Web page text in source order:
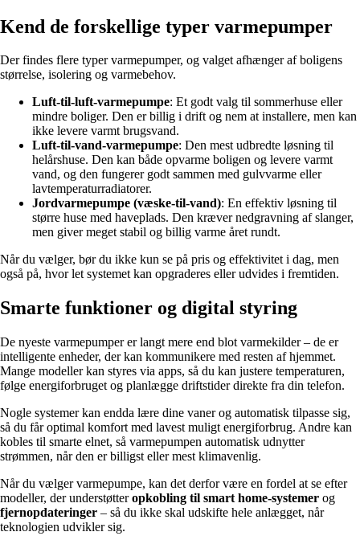
Kend de forskellige typer varmepumper
Der findes flere typer varmepumper, og valget afhænger af boligens
størrelse, isolering og varmebehov.
Luft-til-luft-varmepumpe: Et godt valg til sommerhuse eller
mindre boliger. Den er billig i drift og nem at installere, men kan
ikke levere varmt brugsvand.
Luft-til-vand-varmepumpe: Den mest udbredte løsning til
helårshuse. Den kan både opvarme boligen og levere varmt
vand, og den fungerer godt sammen med gulvvarme eller
lavtemperaturradiatorer.
Jordvarmepumpe (væske-til-vand): En effektiv løsning til
større huse med haveplads. Den kræver nedgravning af slanger,
men giver meget stabil og billig varme året rundt.
Når du vælger, bør du ikke kun se på pris og effektivitet i dag, men
også på, hvor let systemet kan opgraderes eller udvides i fremtiden.
Smarte funktioner og digital styring
De nyeste varmepumper er langt mere end blot varmekilder – de er
intelligente enheder, der kan kommunikere med resten af hjemmet.
Mange modeller kan styres via apps, så du kan justere temperaturen,
følge energiforbruget og planlægge driftstider direkte fra din telefon.
Nogle systemer kan endda lære dine vaner og automatisk tilpasse sig,
så du får optimal komfort med lavest muligt energiforbrug. Andre kan
kobles til smarte elnet, så varmepumpen automatisk udnytter
strømmen, når den er billigst eller mest klimavenlig.
Når du vælger varmepumpe, kan det derfor være en fordel at se efter
modeller, der understøtteropkobling til smart home-systemer og
fjernopdateringer – så du ikke skal udskifte hele anlægget, når
teknologien udvikler sig.